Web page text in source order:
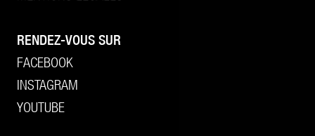
RENDEZ-VOUS SUR
FACEBOOK
INSTAGRAM
YOUTUBE